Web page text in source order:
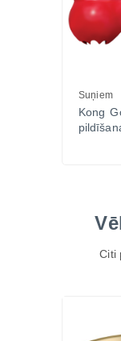
Suņiem
Kong
Citi